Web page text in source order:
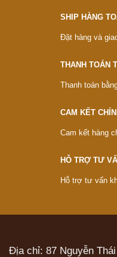
SHIP HÀNG
Đặt hàng và
THANH TOÁN
Thanh toán
CAM KẾT
Cam kết hàng
HỖ TRỢ TƯ
Hỗ trợ tư vấn
Địa chỉ: 87 Nguyễn